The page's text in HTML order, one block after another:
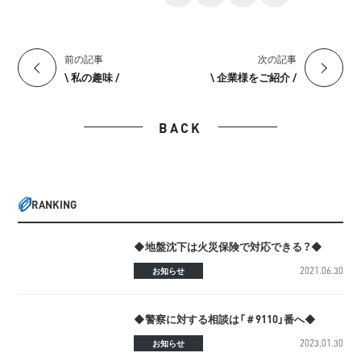
前の記事
\ 私の趣味 /
次の記事
\ 企業様をご紹介 /
BACK
RANKING
◆地盤沈下は火災保険で対応できる？◆
お知らせ 2021.06.30
◆警察に対する相談は「＃9110」番へ◆
お知らせ 2023.01.30